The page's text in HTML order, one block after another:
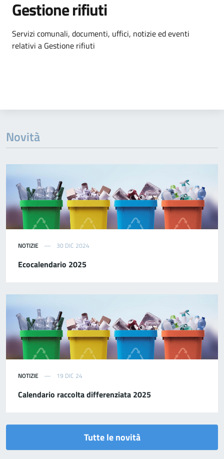
Gestione rifiuti
Dettagli dell'argomento
Servizi comunali, documenti, uffici, notizie ed eventi
relativi a Gestione rifiuti
Novità
NOTIZIE 30 DIC 2024
Ecocalendario 2025
NOTIZIE 19 DIC 24
Calendario raccolta differenziata 2025
Tutte le novità